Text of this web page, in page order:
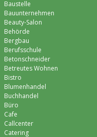
Baustelle
Bauunternehmen
Beauty-Salon
Behörde
Bergbau
Berufsschule
Betonschneider
Betreutes Wohnen
Bistro
Blumenhandel
Buchhandel
Büro
Cafe
Callcenter
Catering